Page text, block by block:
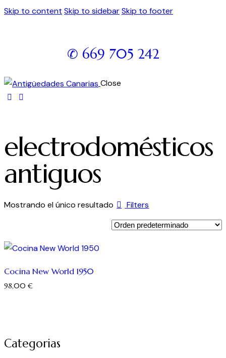
Skip to content Skip to sidebarSkip to footer
✆ 669 705 242
Close
electrodomésticos
antiguos
Mostrando el único resultado Filters
Cocina New World 1950
98,00 €
Categorias